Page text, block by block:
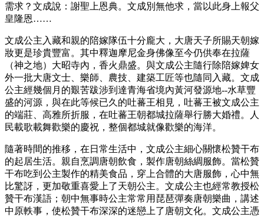
需求？文成說：謝聖上恩典。文成別無他求，當以此身上報父
皇隆恩……
文成公主入藏和親的陪嫁隊伍十分龐大，大唐天子所賜天朝嫁
妝更是珍貴豐富。其中釋迦摩尼金身佛像至今仍供奉在拉薩
（神之地）大昭寺內，香火鼎盛。與文成公主隨行除陪嫁婢女
外一批大唐文士、樂師、農技、建築工匠等也隨同入藏。文成
公主經幾個月的艱苦跋涉到達青海省境內黃河發源地--水草豐
盛的河源，與在此等候已久的吐蕃王相見，吐蕃王被文成公主
的端莊、高雅所折服，在吐蕃王朝都城拉薩舉行勝大婚禮。人
民載歌載舞歡樂的慶祝，整個都城就像歡樂的海洋。
隨著時間的推移，在日常生活中，文成公主細心關懷松贊干布
的起居生活。親自烹調唐朝飲食，製作唐朝絲綢服飾。當松贊
干布吃到公主製作的精美食品，穿上合體的大唐服飾，心中無
比驚訝，更加敬重喜愛上了天朝公主。文成公主也經常教授松
贊干布漢語；朝中無事時公主常常用琵琶彈奏唐朝樂曲，講述
中原軼事，使松贊干布深深的迷戀上了唐朝文化。文成公主憑